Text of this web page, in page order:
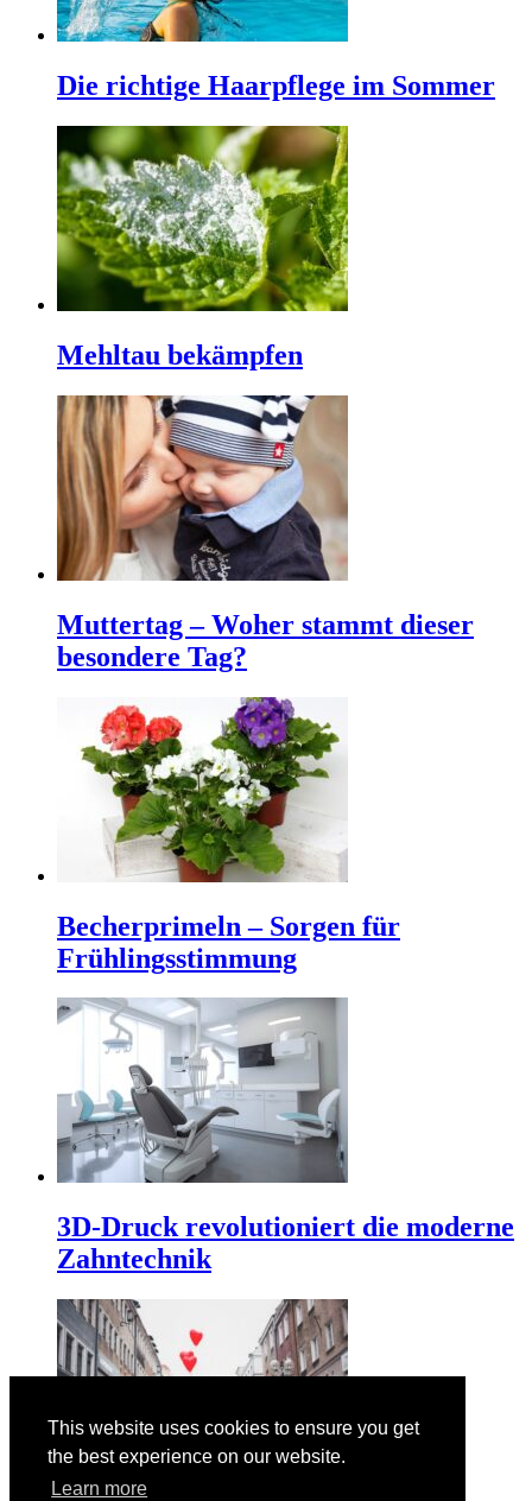
This website uses cookies to ensure you get
the best experience on our website.
Learn more
Die richtige Haarpflege im Sommer
Mehltau bekämpfen
Muttertag – Woher stammt dieser
besondere Tag?
Becherprimeln – Sorgen für
Frühlingsstimmung
3D-Druck revolutioniert die moderne
Zahntechnik